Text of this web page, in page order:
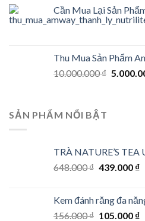
Cần Mua Lại Sản
Thu Mua Sản Phẩm
10.000.000₫ Original
SẢN PHẨM NỔI BẬT
TRÀ NATURE’S
648.000₫ Original
648.000 ₫.
439.000 ₫
Kem đánh răng đa
156.000₫ Original
105.000 ₫